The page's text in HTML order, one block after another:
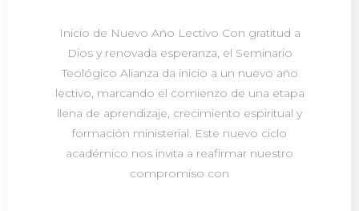
Inicio de Nuevo Año Lectivo Con gratitud a
Dios y renovada esperanza, el Seminario
Teológico Alianza da inicio a un nuevo año
lectivo, marcando el comienzo de una etapa
llena de aprendizaje, crecimiento espiritual y
formación ministerial. Este nuevo ciclo
académico nos invita a reafirmar nuestro
compromiso con